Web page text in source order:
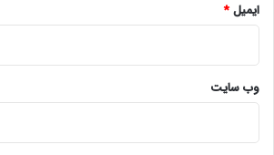
ایمیل*
وب‌ سایت